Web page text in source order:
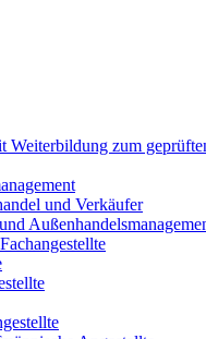
Weiterbildung zum
und Verkäufer